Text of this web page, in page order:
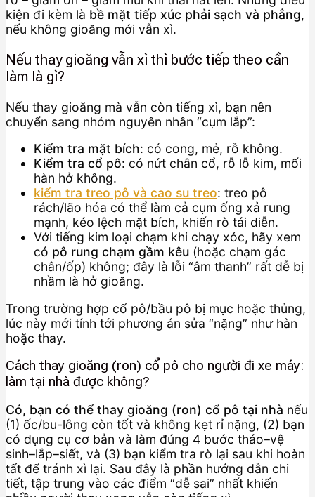
kiện đi kèm là bề mặt tiếp xúc phải sạch và phẳng,
nếu không gioăng mới vẫn xì.
Nếu thay gioăng vẫn xì thì bước tiếp theo cần
làm là gì?
Nếu thay gioăng mà vẫn còn tiếng xì, bạn nên
chuyển sang nhóm nguyên nhân “cụm lắp”:
Kiểm tra mặt bích: có cong, mẻ, rỗ không.
Kiểm tra cổ pô: có nứt chân cổ, rỗ lỗ kim, mối
hàn hở không.
kiểm tra treo pô và cao su treo: treo pô
rách/lão hóa có thể làm cả cụm ống xả rung
mạnh, kéo lệch mặt bích, khiến rò tái diễn.
Với tiếng kim loại chạm khi chạy xóc, hãy xem
có pô rung chạm gầm kêu (hoặc chạm gác
chân/ốp) không; đây là lỗi “âm thanh” rất dễ bị
nhầm là hở gioăng.
Trong trường hợp cổ pô/bầu pô bị mục hoặc thủng,
lúc này mới tính tới phương án sửa “nặng” như hàn
hoặc thay.
Cách thay gioăng (ron) cổ pô cho người đi xe máy:
làm tại nhà được không?
Có, bạn có thể thay gioăng (ron) cổ pô tại nhà nếu
(1) ốc/bu-lông còn tốt và không kẹt rỉ nặng, (2) bạn
có dụng cụ cơ bản và làm đúng 4 bước tháo–vệ
sinh–lắp–siết, và (3) bạn kiểm tra rò lại sau khi hoàn
tất để tránh xì lại. Sau đây là phần hướng dẫn chi
tiết, tập trung vào các điểm “dễ sai” nhất khiến